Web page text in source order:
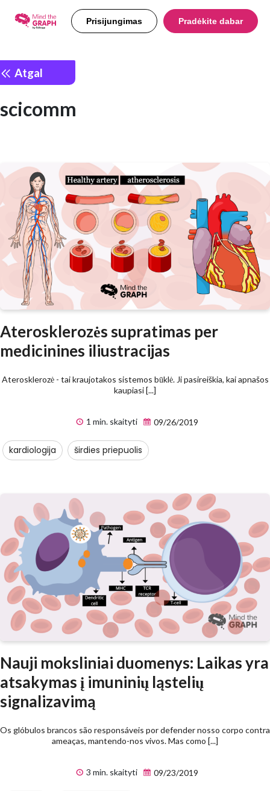
Prisijungimas Pradėkite dabar
Atgal
scicomm
Aterosklerozės supratimas per
medicinines iliustracijas
Aterosklerozė - tai kraujotakos sistemos būklė. Ji pasireiškia, kai apnašos
kaupiasi [...]
1 min. skaityti 09/26/2019
kardiologija širdies priepuolis
Nauji moksliniai duomenys: Laikas yra
atsakymas į imuninių ląstelių
signalizavimą
Os glóbulos brancos são responsáveis por defender nosso corpo contra
ameaças, mantendo-nos vivos. Mas como [...]
3 min. skaityti 09/23/2019